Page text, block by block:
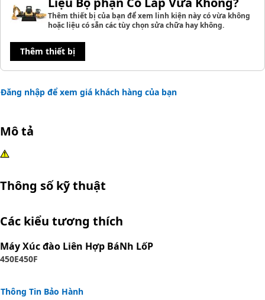
Thêm thiết bị của bạn để xem linh kiện này có vừa không
hoặc liệu có sẵn các tùy chọn sửa chữa hay không.
Thêm thiết bị
Đăng nhập để xem giá khách hàng của bạn
Mô tả
Thông số kỹ thuật
Các kiểu tương thích
Máy Xúc đào Liên Hợp BáNh LốP
450E450F
Thông Tin Bảo Hành